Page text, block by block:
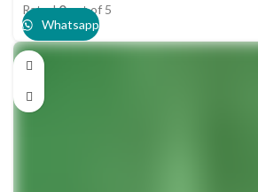
Rated0out of 5
Whatsapp